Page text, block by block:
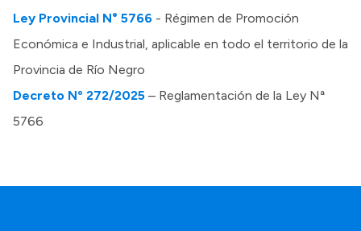
Convocatorias
Intranet
Login
Ley Provincial N° 5766 - Régimen de Promoción
Económica e Industrial, aplicable en todo el territorio de la
Provincia de Río Negro
Decreto Nº 272/2025 – Reglamentación de la Ley Nª
5766